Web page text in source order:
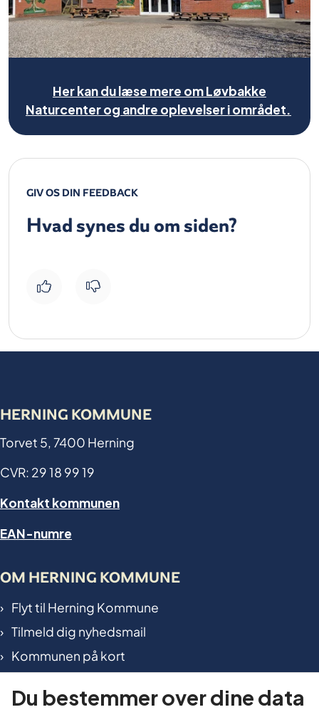
Her kan du læse mere om Løvbakke
Naturcenter og andre oplevelser i området.
GIV OS DIN FEEDBACK
Hvad synes du om siden?
HERNING KOMMUNE
Torvet 5, 7400 Herning
CVR: 29 18 99 19
Kontakt kommunen
EAN-numre
OM HERNING KOMMUNE
Flyt til Herning Kommune
Tilmeld dig nyhedsmail
Kommunen på kort
International in Herning
Du bestemmer over dine data